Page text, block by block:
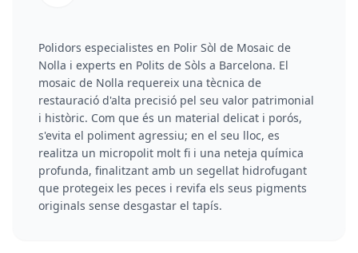
Polidors especialistes en Polir Sòl de Mosaic de
Nolla i experts en Polits de Sòls a Barcelona. El
mosaic de Nolla requereix una tècnica de
restauració d'alta precisió pel seu valor patrimonial
i històric. Com que és un material delicat i porós,
s'evita el poliment agressiu; en el seu lloc, es
realitza un micropolit molt fi i una neteja química
profunda, finalitzant amb un segellat hidrofugant
que protegeix les peces i revifa els seus pigments
originals sense desgastar el tapís.